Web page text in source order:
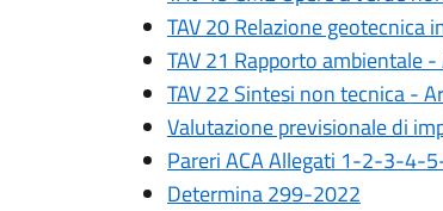
TAV 20 Relazione geotecnica
TAV 21 Rapporto ambientale
TAV 22 Sintesi non tecnica -
Valutazione previsionale di
Pareri ACA Allegati 1-2-3-4-
Determina 299-2022